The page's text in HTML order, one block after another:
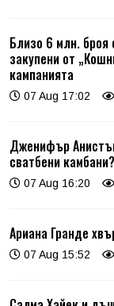
Близо 6 млн. броя
закупени от
кампанията
07 Aug 17:02
Дженифър
сватбени камбани?
07 Aug 16:20
Ариана Гранде
07 Aug 15:52